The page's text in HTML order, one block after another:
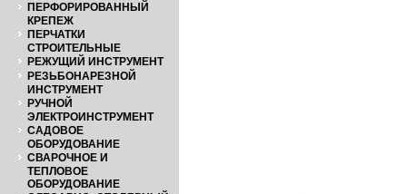
ПЕРФОРИРОВАННЫЙ
КРЕПЕЖ
ПЕРЧАТКИ
СТРОИТЕЛЬНЫЕ
РЕЖУЩИЙ ИНСТРУМЕНТ
РЕЗЬБОНАРЕЗНОЙ
ИНСТРУМЕНТ
РУЧНОЙ
ЭЛЕКТРОИНСТРУМЕНТ
САДОВОЕ
ОБОРУДОВАНИЕ
СВАРОЧНОЕ И
ТЕПЛОВОЕ
ОБОРУДОВАНИЕ